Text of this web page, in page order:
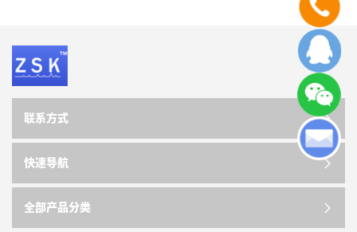
联系方式
快速导航
全部产品分类